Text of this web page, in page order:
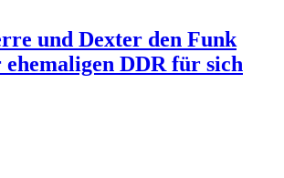
und Dexter den Funk
ehemaligen DDR für sich